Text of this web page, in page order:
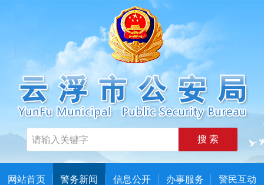
搜 索
网站首页 警务新闻 信息公开 办事服务 警民互动